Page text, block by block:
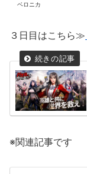
ベロニカ
３日目はこちら≫
※関連記事です